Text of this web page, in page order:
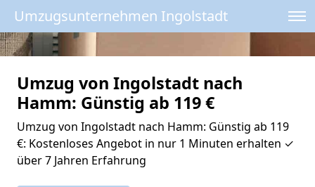
Umzugsunternehmen Ingolstadt
Umzug von Ingolstadt nach
Hamm: Günstig ab 119 €
Umzug von Ingolstadt nach Hamm: Günstig ab 119
€: Kostenloses Angebot in nur 1 Minuten erhalten ✓
über 7 Jahren Erfahrung